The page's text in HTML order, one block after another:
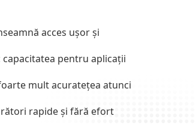
acces ușor și
pentru aplicații
mult acuratețea atunci
rapide și fără efort